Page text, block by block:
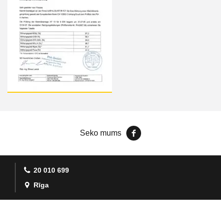
Seko mums
20 010 699
Rīga